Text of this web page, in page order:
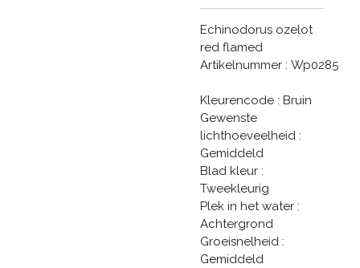
Echinodorus ozelot
red flamed
Artikelnummer : Wp0285
Kleurencode : Bruin
Gewenste
lichthoeveelheid :
Gemiddeld
Blad kleur :
Tweekleurig
Plek in het water :
Achtergrond
Groeisnelheid :
Gemiddeld